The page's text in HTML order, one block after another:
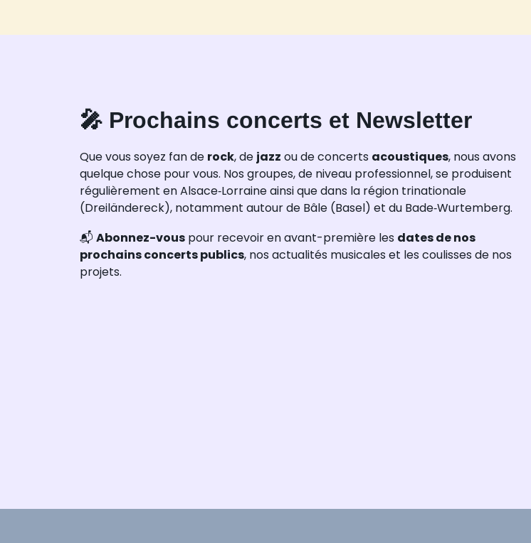
🎤 Prochains concerts et Newsletter
Que vous soyez fan de rock, de jazz ou de concerts acoustiques, nous avons
quelque chose pour vous. Nos groupes, de niveau professionnel, se produisent
régulièrement en Alsace‑Lorraine ainsi que dans la région trinationale
(Dreiländereck), notamment autour de Bâle (Basel) et du Bade‑Wurtemberg.
📬 Abonnez-vous pour recevoir en avant-première les dates de nos
prochains concerts publics, nos actualités musicales et les coulisses de nos
projets.